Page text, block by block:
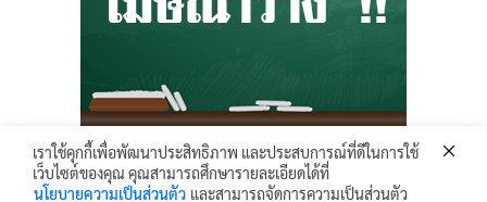
Krunhongonline.com © 2017 - All Rights Reserved.
เราใช้คุกกี้เพื่อพัฒนาประสิทธิภาพ และประสบการณ์ที่ดีในการใช้
เว็บไซต์ของคุณ คุณสามารถศึกษารายละเอียดได้ที่
นโยบายความเป็นส่วนตัว และสามารถจัดการความเป็นส่วนตัว